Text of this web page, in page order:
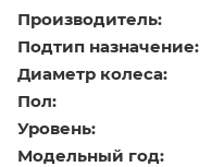
Производитель:
Подтип назначение:
Диаметр колеса:
Пол:
Уровень:
Модельный год: